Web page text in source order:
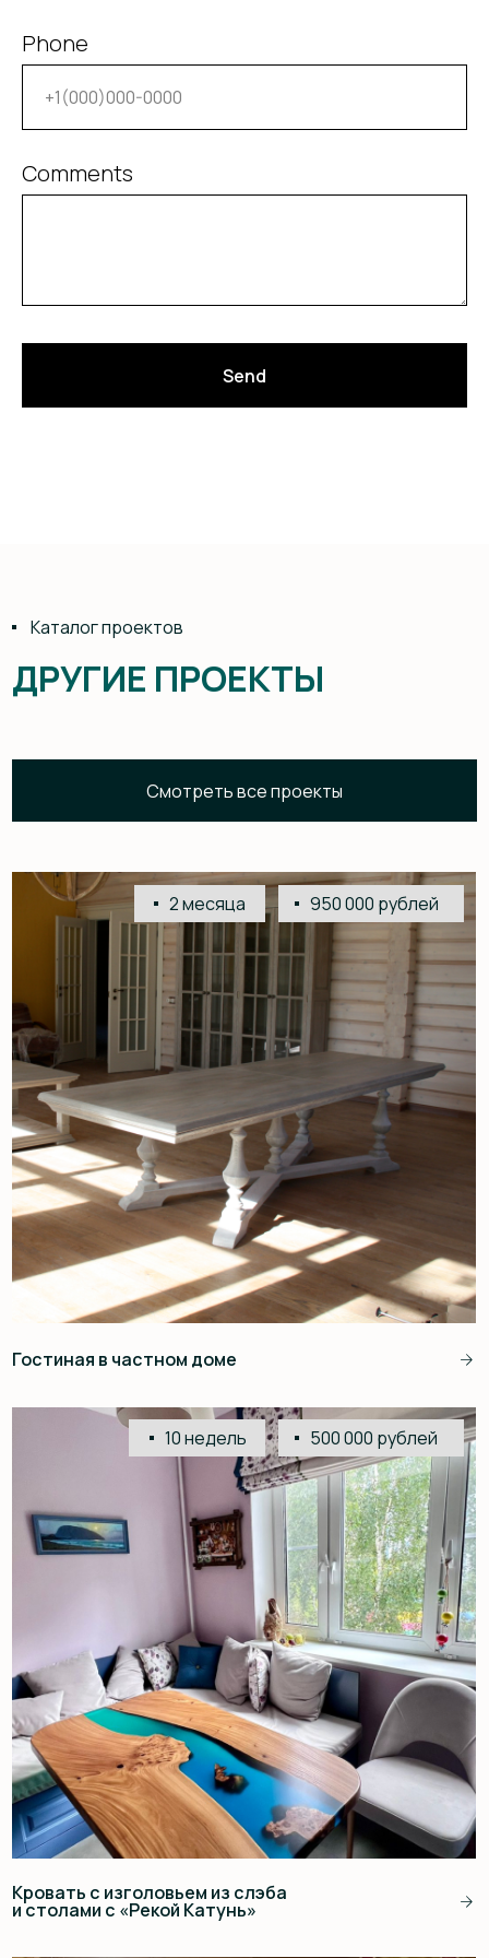
Phone
Comments
Send
Кровать с изголовьем из слэба
и столами с «Рекой Катунь»
Интерьер кабинета
4 месяца
Портал для камина в коттедж
8 недель 950 000 рублей
КОНТАКТЫ